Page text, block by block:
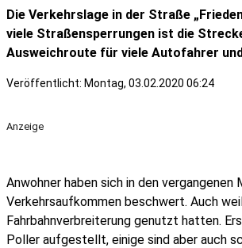
Die Verkehrslage in der Straße
viele Straßensperrungen ist die
Ausweichroute für viele Autofahrer
Veröffentlicht: Montag, 03.02.2020 06:24
Anzeige
Anwohner haben sich in den
Verkehrsaufkommen beschwert. Auch
Fahrbahnverbreiterung genutzt hatten.
Poller aufgestellt, einige sind aber auch